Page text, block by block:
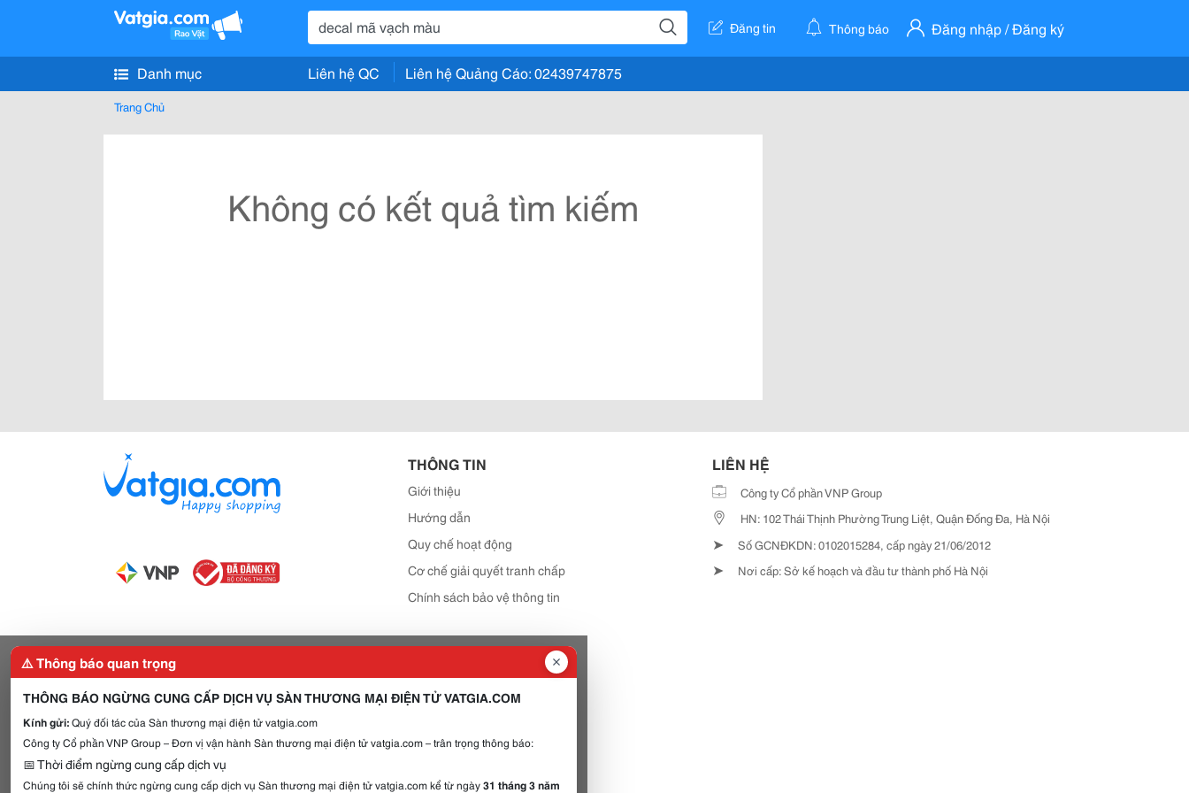
Đăng tin Thông báo Đăng nhập / Đăng ký
Danh mục Liên hệ QC Liên hệ Quảng Cáo: 02439747875
Trang Chủ
Không có kết quả tìm kiếm
THÔNG TIN
Giới thiệu
Hướng dẫn
Quy chế hoạt động
Cơ chế giải quyết tranh chấp
Chính sách bảo vệ thông tin
LIÊN HỆ
Công ty Cổ phần VNP Group
HN: 102 Thái Thịnh Phường Trung Liệt, Quận Đống Đa, Hà Nội
➤ Số GCNĐKDN: 0102015284, cấp ngày 21/06/2012
➤ Nơi cấp: Sở kế hoạch và đầu tư thành phố Hà Nội
⚠️ Thông báo quan trọng
THÔNG BÁO NGỪNG CUNG CẤP DỊCH VỤ SÀN THƯƠNG MẠI ĐIỆN TỬ VATGIA.COM
Kính gửi:Quý đối tác của Sàn thương mại điện tử vatgia.com
Công ty Cổ phần VNP Group – Đơn vị vận hành Sàn thương mại điện tử vatgia.com – trân trọng thông báo:
📅 Thời điểm ngừng cung cấp dịch vụ
Chúng tôi sẽ chính thức ngừng cung cấp dịch vụ Sàn thương mại điện tử vatgia.com kể từ ngày31 tháng 3 năm